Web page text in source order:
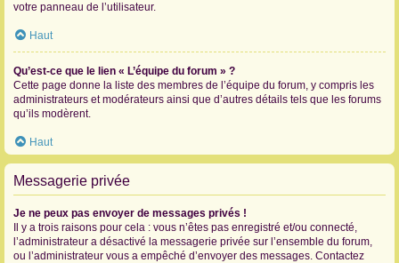
votre panneau de l’utilisateur.
Haut
Qu’est-ce que le lien « L’équipe du forum » ?
Cette page donne la liste des membres de l’équipe du forum, y compris les
administrateurs et modérateurs ainsi que d’autres détails tels que les forums
qu’ils modèrent.
Haut
Messagerie privée
Je ne peux pas envoyer de messages privés !
Il y a trois raisons pour cela : vous n’êtes pas enregistré et/ou connecté,
l’administrateur a désactivé la messagerie privée sur l’ensemble du forum,
ou l’administrateur vous a empêché d’envoyer des messages. Contactez